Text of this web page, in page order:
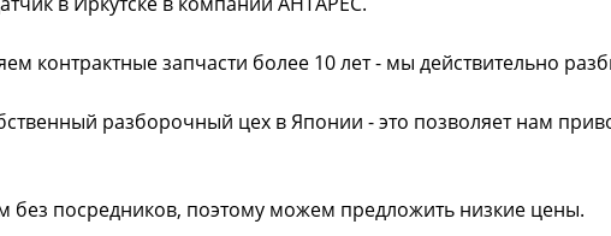
контрактные запчасти более 10 лет - мы действительно
разборочный цех в Японии - это позволяет нам
без посредников, поэтому можем предложить низкие цены.